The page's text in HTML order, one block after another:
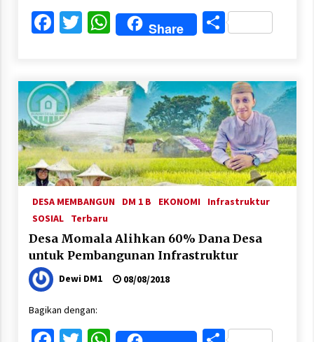
Facebook
Twitter
WhatsApp
Share Share
DESA MEMBANGUN DM 1 B EKONOMI
Infrastruktur
SOSIAL
Terbaru
Desa Momala Alihkan 60% Dana Desa
untuk Pembangunan Infrastruktur
Dewi DM1 08/08/2018
Bagikan dengan: